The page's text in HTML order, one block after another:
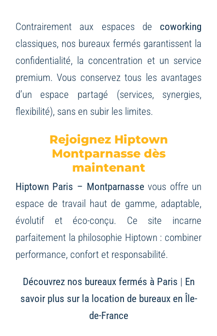
Contrairement aux espaces de coworking
classiques, nos bureaux fermés garantissent la
confidentialité, la concentration et un service
premium. Vous conservez tous les avantages
d’un espace partagé (services, synergies,
flexibilité), sans en subir les limites.
Rejoignez Hiptown
Montparnasse dès
maintenant
Hiptown Paris – Montparnasse vous offre un
espace de travail haut de gamme, adaptable,
évolutif et éco-conçu. Ce site incarne
parfaitement la philosophie Hiptown : combiner
performance, confort et responsabilité.
Découvrez nos bureaux fermés à Paris | En
savoir plus sur la location de bureaux en Île-
de-France